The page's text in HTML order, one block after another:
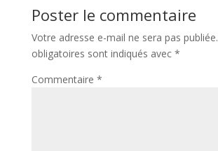
Poster le commentaire
Votre adresse e-mail ne sera pas publiée.
obligatoires sont indiqués avec *
Commentaire *